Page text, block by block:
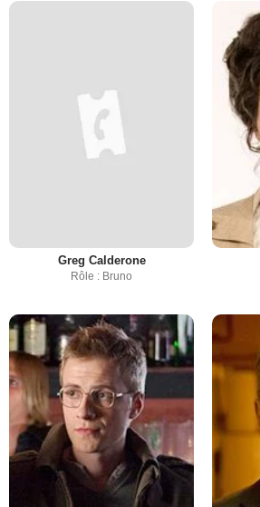
Greg Calderone
Rôle : Bruno